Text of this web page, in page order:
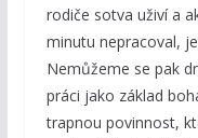
rodiče sotva uživí a
minutu nepracoval,
Nemůžeme se pak
práci jako základ
trapnou povinnost,